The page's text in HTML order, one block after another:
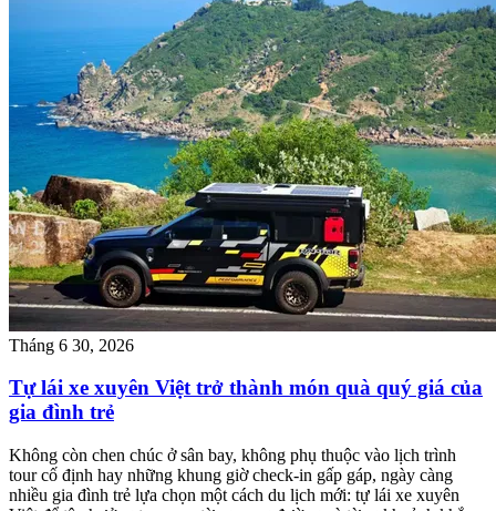
Tháng 6 30, 2026
Tự lái xe xuyên Việt trở thành món quà quý giá của
gia đình trẻ
Không còn chen chúc ở sân bay, không phụ thuộc vào lịch trình
tour cố định hay những khung giờ check-in gấp gáp, ngày càng
nhiều gia đình trẻ lựa chọn một cách du lịch mới: tự lái xe xuyên